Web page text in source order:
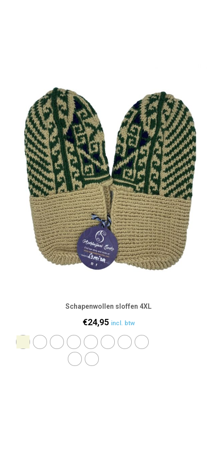
Schapenwollen sloffen 4XL
€24,95 incl. btw